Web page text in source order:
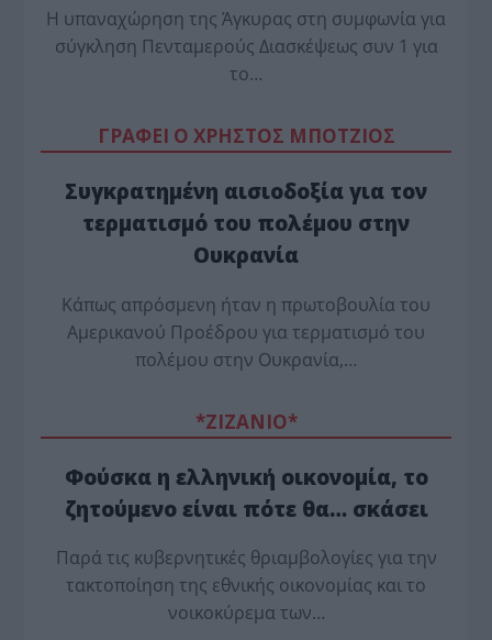
Η υπαναχώρηση της Άγκυρας στη συμφωνία για
σύγκληση Πενταμερούς Διασκέψεως συν 1 για
το…
ΓΡΑΦΕΙ Ο ΧΡΗΣΤΟΣ ΜΠΟΤΖΙΟΣ
Συγκρατημένη αισιοδοξία για τον
τερματισμό του πολέμου στην
Ουκρανία
Κάπως απρόσμενη ήταν η πρωτοβουλία του
Αμερικανού Προέδρου για τερματισμό του
πολέμου στην Ουκρανία,…
*ZΙΖΑΝΙΟ*
Φούσκα η ελληνική οικονομία, το
ζητούμενο είναι πότε θα… σκάσει
Παρά τις κυβερνητικές θριαμβολογίες για την
τακτοποίηση της εθνικής οικονομίας και το
νοικοκύρεμα των…